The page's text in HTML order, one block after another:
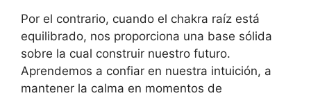
Por el contrario, cuando el chakra raíz está
equilibrado, nos proporciona una base sólida
sobre la cual construir nuestro futuro.
Aprendemos a confiar en nuestra intuición, a
mantener la calma en momentos de